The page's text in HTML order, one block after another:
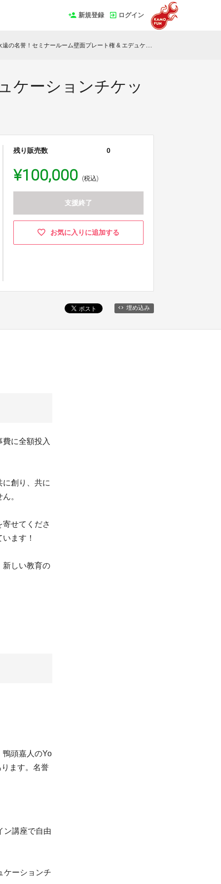
新規登録 ログイン
の名誉！セミナールーム壁面プレート権 & エデュケーションチケット10万円分
ケーションチケッ
残り販売数 0
¥100,000 (税込)
支援終了
お気に入りに追加する
埋め込み
に全額投入
創り、共に
。
せてくださ
ます！
新しい教育の
鴨頭嘉人のYo
ます。名誉
ン講座で自由
ケーションチ